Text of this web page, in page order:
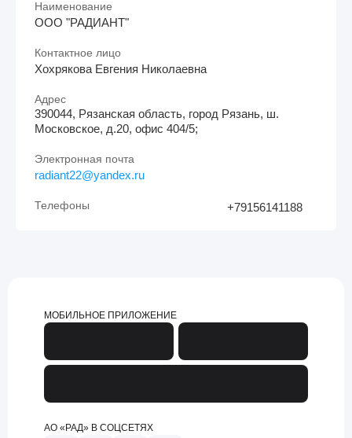
Наименование
ООО "РАДИАНТ"
Контактное лицо
Хохрякова Евгения Николаевна
Адрес
390044, Рязанская область, город Рязань, ш.
Московское, д.20, офис 404/5;
Электронная почта
radiant22@yandex.ru
Телефоны +79156141188
МОБИЛЬНОЕ ПРИЛОЖЕНИЕ
АО «РАД» В СОЦСЕТЯХ